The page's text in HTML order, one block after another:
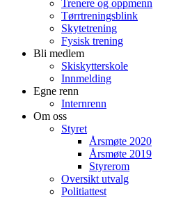
Trenere og oppmenn
Tørrtreningsblink
Skytetrening
Fysisk trening
Bli medlem
Skiskytterskole
Innmelding
Egne renn
Internrenn
Om oss
Styret
Årsmøte 2020
Årsmøte 2019
Styrerom
Oversikt utvalg
Politiattest